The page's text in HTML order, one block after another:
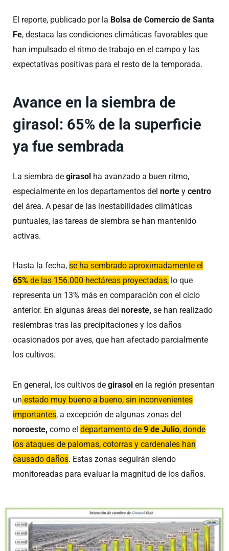
El reporte, publicado por la Bolsa de Comercio de Santa
Fe, destaca las condiciones climáticas favorables que
han impulsado el ritmo de trabajo en el campo y las
expectativas positivas para el resto de la temporada.
Avance en la siembra de
girasol: 65% de la superficie
ya fue sembrada
La siembra de girasol ha avanzado a buen ritmo,
especialmente en los departamentos del norte y centro
del área. A pesar de las inestabilidades climáticas
puntuales, las tareas de siembra se han mantenido
activas.
Hasta la fecha, se ha sembrado aproximadamente el
65% de las 156.000 hectáreas proyectadas, lo que
representa un 13% más en comparación con el ciclo
anterior. En algunas áreas del noreste, se han realizado
resiembras tras las precipitaciones y los daños
ocasionados por aves, que han afectado parcialmente
los cultivos.
En general, los cultivos de girasol en la región presentan
un estado muy bueno a bueno, sin inconvenientes
importantes, a excepción de algunas zonas del
noroeste, como el departamento de 9 de Julio, donde
los ataques de palomas, cotorras y cardenales han
causado daños. Estas zonas seguirán siendo
monitoreadas para evaluar la magnitud de los daños.